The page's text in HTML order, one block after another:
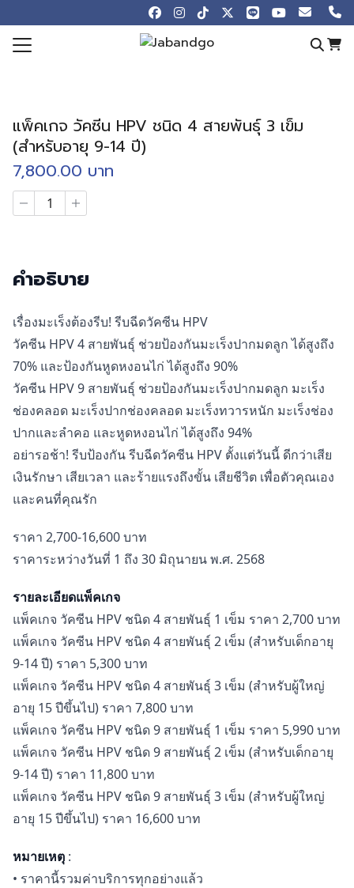
to
content
Online
Blog
us
แพ็คเกจ วัคซีน HPV ชนิด 4 สายพันธุ์ 3 เข็ม
(สำหรับอายุ 9-14 ปี)
7,800.00 บาท
จำนวน
แพ็คเกจ
4
สาย
3
(สำหรับ
อายุ
14
ปี)
คำอธิบาย
เรื่องมะเร็งต้องรีบ! รีบฉีดวัคซีน HPV
วัคซีน HPV 4 สายพันธุ์ ช่วยป้องกันมะเร็งปากมดลูก ได้สูงถึง
70% และป้องกันหูดหงอนไก่ ได้สูงถึง 90%
วัคซีน HPV 9 สายพันธุ์ ช่วยป้องกันมะเร็งปากมดลูก มะเร็ง
ช่องคลอด มะเร็งปากช่องคลอด มะเร็งทวารหนัก มะเร็งช่อง
ปากและลำคอ และหูดหงอนไก่ ได้สูงถึง 94%
อย่ารอช้า! รีบป้องกัน รีบฉีดวัคซีน HPV ตั้งแต่วันนี้ ดีกว่าเสีย
เงินรักษา เสียเวลา และร้ายแรงถึงขั้น เสียชีวิต เพื่อตัวคุณเอง
และคนที่คุณรัก
ราคา 2,700-16,600 บาท
ราคาระหว่างวันที่ 1 ถึง 30 มิถุนายน พ.ศ. 2568
รายละเอียดแพ็คเกจ
แพ็คเกจ วัคซีน HPV ชนิด 4 สายพันธุ์ 1 เข็ม ราคา 2,700 บาท
แพ็คเกจ วัคซีน HPV ชนิด 4 สายพันธุ์ 2 เข็ม (สำหรับเด็กอายุ
9-14 ปี) ราคา 5,300 บาท
แพ็คเกจ วัคซีน HPV ชนิด 4 สายพันธุ์ 3 เข็ม (สำหรับผู้ใหญ่
อายุ 15 ปีขึ้นไป) ราคา 7,800 บาท
แพ็คเกจ วัคซีน HPV ชนิด 9 สายพันธุ์ 1 เข็ม ราคา 5,990 บาท
แพ็คเกจ วัคซีน HPV ชนิด 9 สายพันธุ์ 2 เข็ม (สำหรับเด็กอายุ
9-14 ปี) ราคา 11,800 บาท
แพ็คเกจ วัคซีน HPV ชนิด 9 สายพันธุ์ 3 เข็ม (สำหรับผู้ใหญ่
อายุ 15 ปีขึ้นไป) ราคา 16,600 บาท
หมายเหตุ :
• ราคานี้รวมค่าบริการทุกอย่างแล้ว